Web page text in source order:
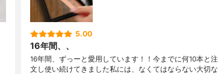
5.00
16年間、、
16年間、ずっーと愛用しています！！今までに何10本と注
文し使い続けてきました私には、なくてはならない大切な